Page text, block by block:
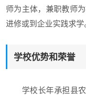
师为主体，兼职教师
进修或到企业实践求学
学校优势和荣誉
学校长年承担县农